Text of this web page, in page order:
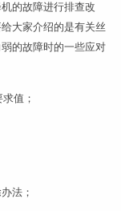
的故障进行排查改
大家介绍的是有关丝
的故障时的一些应对
值；
法；